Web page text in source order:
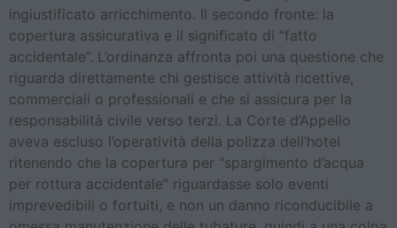
ingiustificato arricchimento. Il secondo fronte: la
copertura assicurativa e il significato di “fatto
accidentale”. L’ordinanza affronta poi una questione che
riguarda direttamente chi gestisce attività ricettive,
commerciali o professionali e che si assicura per la
responsabilità civile verso terzi. La Corte d’Appello
aveva escluso l’operatività della polizza dell’hotel
ritenendo che la copertura per “spargimento d’acqua
per rottura accidentale” riguardasse solo eventi
imprevedibili o fortuiti, e non un danno riconducibile a